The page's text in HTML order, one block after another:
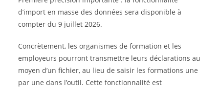
d’import en masse des données sera disponible à
compter du 9 juillet 2026.
Concrètement, les organismes de formation et les
employeurs pourront transmettre leurs déclarations au
moyen d’un fichier, au lieu de saisir les formations une
par une dans l’outil. Cette fonctionnalité est